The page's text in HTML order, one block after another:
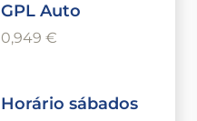
GPL Auto
0,949 €
Horário sábados